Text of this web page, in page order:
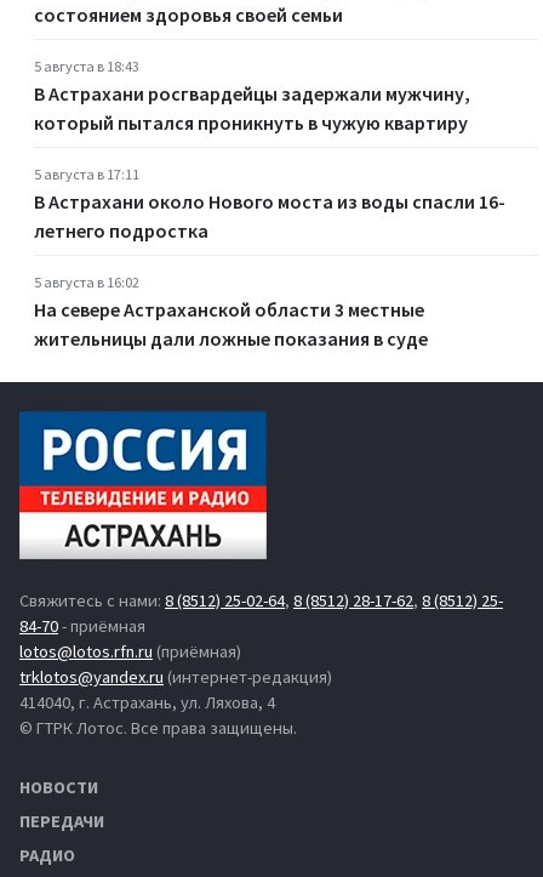
состоянием здоровья своей семьи
5 августа в 18:43
В Астрахани росгвардейцы задержали мужчину,
который пытался проникнуть в чужую квартиру
5 августа в 17:11
В Астрахани около Нового моста из воды спасли 16-
летнего подростка
5 августа в 16:02
На севере Астраханской области 3 местные
жительницы дали ложные показания в суде
Свяжитесь с нами: 8 (8512) 25-02-64, 8 (8512) 28-17-62, 8 (8512) 25-
84-70- приёмная
lotos@lotos.rfn.ru (приёмная)
trklotos@yandex.ru (интернет-редакция)
414040, г. Астрахань, ул. Ляхова, 4
© ГТРК Лотос. Все права защищены.
НОВОСТИ
ПЕРЕДАЧИ
РАДИО